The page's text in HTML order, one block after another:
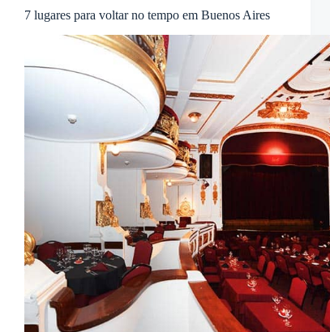
7 lugares para voltar no tempo em Buenos Aires